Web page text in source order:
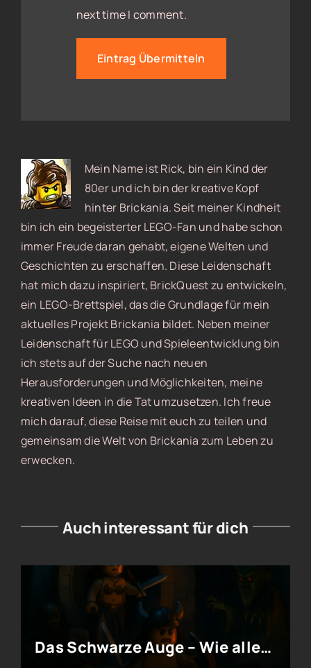
next time I comment.
Mein Name ist Rick, bin ein Kind der
80er und ich bin der kreative Kopf
hinter Brickania. Seit meiner Kindheit
bin ich ein begeisterter LEGO-Fan und habe schon
immer Freude daran gehabt, eigene Welten und
Geschichten zu erschaffen. Diese Leidenschaft
hat mich dazu inspiriert, BrickQuest zu entwickeln,
ein LEGO-Brettspiel, das die Grundlage für mein
aktuelles Projekt Brickania bildet. Neben meiner
Leidenschaft für LEGO und Spieleentwicklung bin
ich stets auf der Suche nach neuen
Herausforderungen und Möglichkeiten, meine
kreativen Ideen in die Tat umzusetzen. Ich freue
mich darauf, diese Reise mit euch zu teilen und
gemeinsam die Welt von Brickania zum Leben zu
erwecken.
Auch interessant für dich
Das Schwarze Auge – Wie alles begann